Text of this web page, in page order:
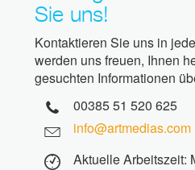
Sie uns!
Kontaktieren Sie uns in
werden uns freuen, Ihnen
gesuchten Informationen
00385 51 520 625
info@artmedias.com
Aktuelle Arbeitszeit: